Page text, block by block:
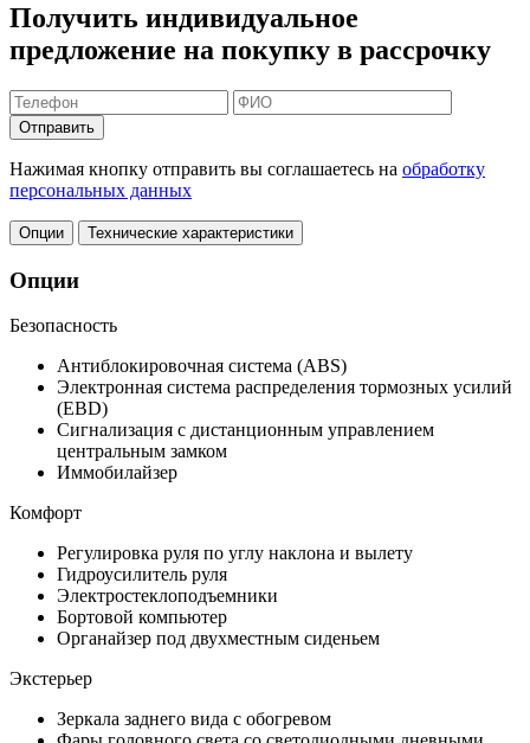
Получить индивидуальное
предложение на покупку в рассрочку
Отправить
Нажимая кнопку отправить вы соглашаетесь на обработку
персональных данных
Опции Технические характеристики
Опции
Безопасность
Антиблокировочная система (ABS)
Электронная система распределения тормозных усилий
(EBD)
Сигнализация с дистанционным управлением
центральным замком
Иммобилайзер
Комфорт
Регулировка руля по углу наклона и вылету
Гидроусилитель руля
Электростеклоподъемники
Бортовой компьютер
Органайзер под двухместным сиденьем
Экстерьер
Зеркала заднего вида с обогревом